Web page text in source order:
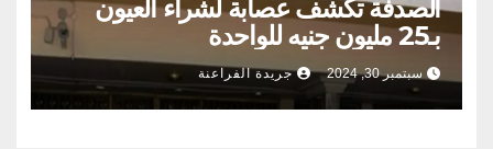
الصدفة تكشف عصابة لشراء العيون
بـ25 مليون جنيه للواحدة
سبتمبر 30, 2024 جريدة الفراعنة